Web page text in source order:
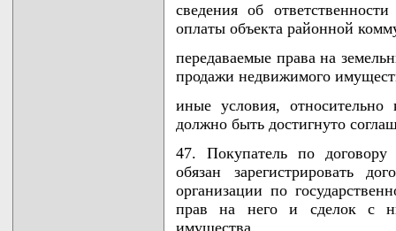
сведения об
оплаты объекта районной
передаваемые права на
продажи недвижимого
иные условия,
должно быть достигнуто
47. Покупатель по
обязан зарегистрировать
организации по
прав на него и сделок с